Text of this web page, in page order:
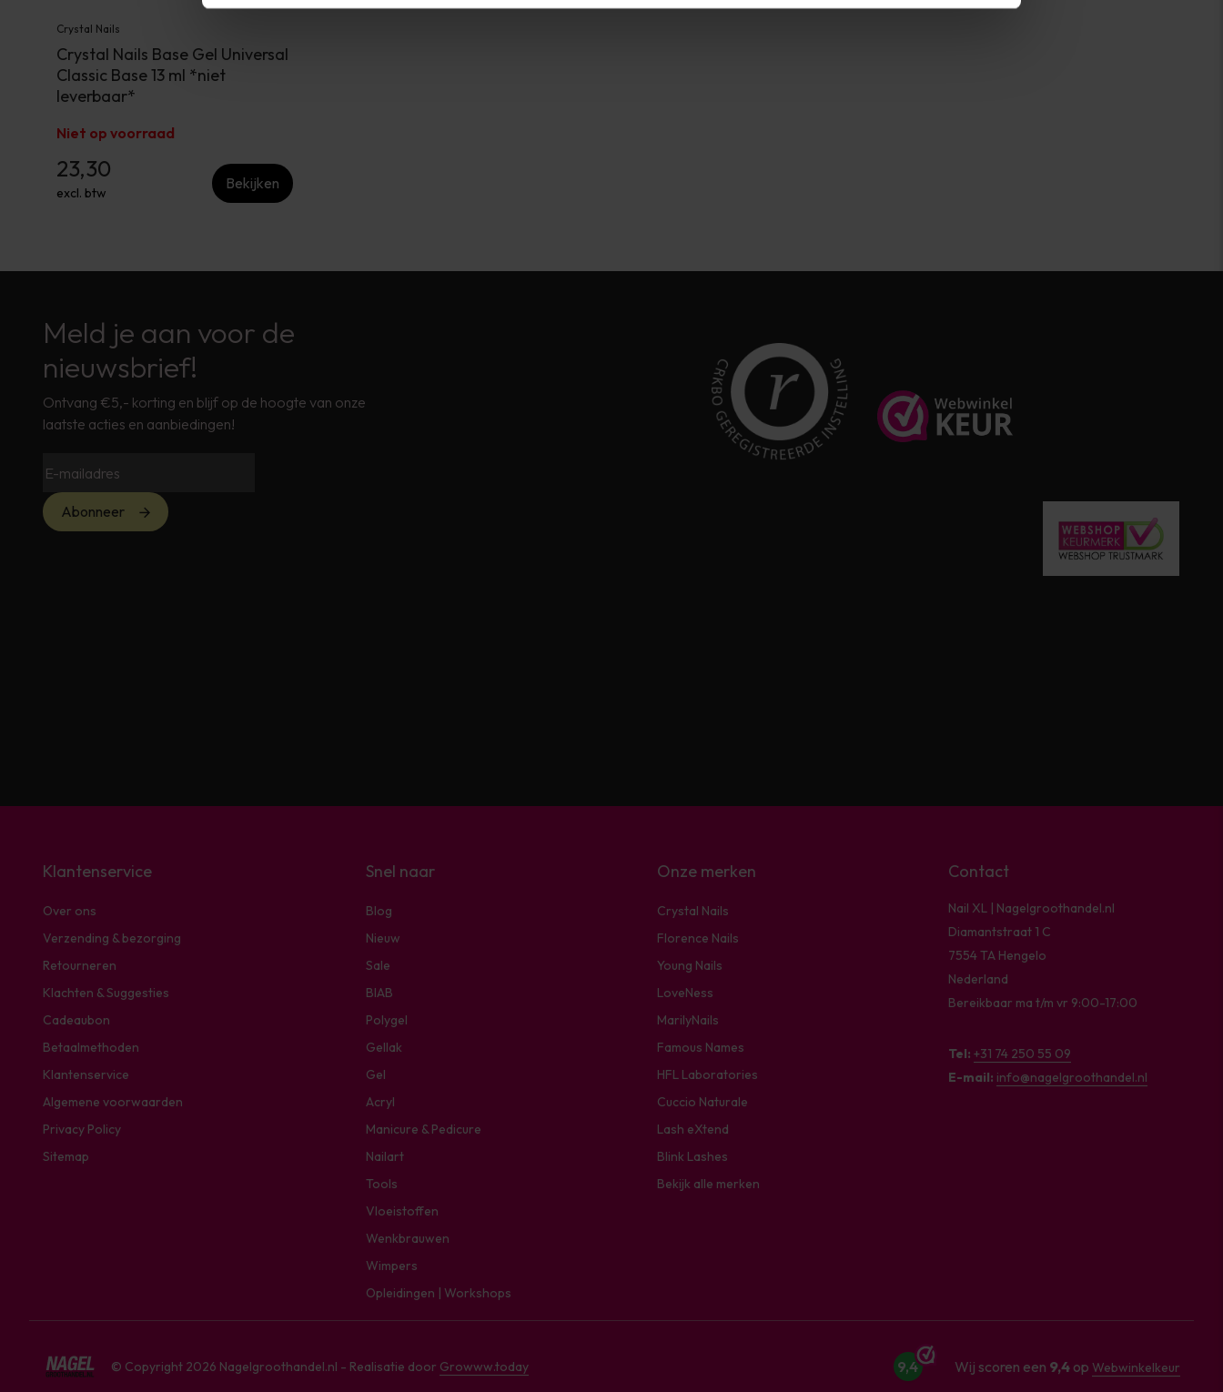
Crystal Nails
Crystal Nails Base Gel Universal
Classic Base 13 ml *niet
leverbaar*
Niet op voorraad
23,30
excl. btw
Bekijken
Meld je aan voor de
nieuwsbrief!
Ontvang €5,- korting en blijf op de hoogte van onze
laatste acties en aanbiedingen!
Abonneer
Klantenservice
Over ons
Verzending & bezorging
Retourneren
Klachten & Suggesties
Cadeaubon
Betaalmethoden
Klantenservice
Algemene voorwaarden
Privacy Policy
Sitemap
Snel naar
Blog
Nieuw
Sale
BIAB
Polygel
Gellak
Gel
Acryl
Manicure & Pedicure
Nailart
Tools
Vloeistoffen
Wenkbrauwen
Wimpers
Opleidingen | Workshops
Onze merken
Crystal Nails
Florence Nails
Young Nails
LoveNess
MarilyNails
Famous Names
HFL Laboratories
Cuccio Naturale
Lash eXtend
Blink Lashes
Bekijk alle merken
Contact
Nail XL | Nagelgroothandel.nl
Diamantstraat 1 C
7554 TA Hengelo
Nederland
Bereikbaar ma t/m vr 9:00-17:00
Tel: +31 74 250 55 09
E-mail: info@nagelgroothandel.nl
© Copyright 2026 Nagelgroothandel.nl - Realisatie door Growww.today 9,4 Wij scoren een 9,4op Webwinkelkeur